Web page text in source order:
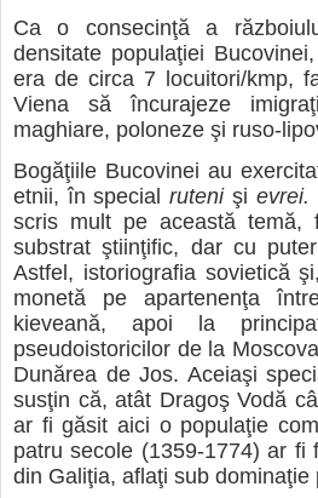
Ca o consecinţă a
densitate populaţiei
era de circa 7 locuitori/kmp,
Viena să încurajeze
maghiare, poloneze şi ruso-
Bogăţiile Bucovinei au
etnii, în specialruteni şi evrei.
scris mult pe această temă,
substrat ştiinţific, dar cu
Astfel, istoriografia sovietică
monetă pe apartenenţa
kieveană, apoi la
pseudoistoricilor de la
Dunărea de Jos. Aceiaşi
susţin că, atât Dragoş Vodă
ar fi găsit aici o populaţie
patru secole (1359-1774) ar
din Galiţia, aflaţi sub